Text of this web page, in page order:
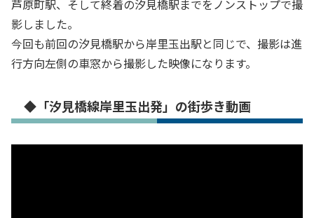
芦原町駅、そして終着の汐見橋駅までをノンストップで撮
影しました。
今回も前回の汐見橋駅から岸里玉出駅と同じで、撮影は進
行方向左側の車窓から撮影した映像になります。
◆「汐見橋線岸里玉出発」の街歩き動画